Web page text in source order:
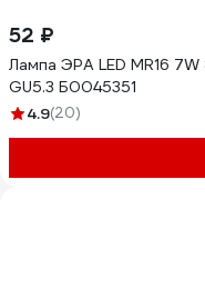
52 ₽
Лампа ЭРА LED MR16
GU5.3 Б0045351
4.9(20)